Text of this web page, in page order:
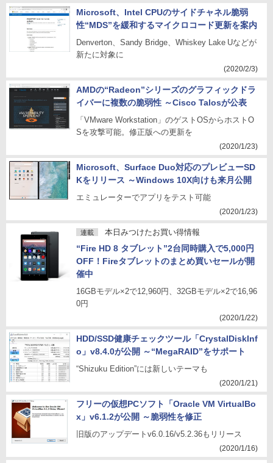
Microsoft、Intel CPUのサイドチャネル脆弱
性“MDS”を緩和するマイクロコード更新を案内
Denverton、Sandy Bridge、Whiskey Lake Uなどが
新たに対象に
(2020/2/3)
AMDの“Radeon”シリーズのグラフィックドラ
イバーに複数の脆弱性 ～Cisco Talosが公表
「VMware Workstation」のゲストOSからホストO
Sを攻撃可能。修正版への更新を
(2020/1/23)
Microsoft、Surface Duo対応のプレビューSD
Kをリリース ～Windows 10X向けも来月公開
エミュレーターでアプリをテスト可能
(2020/1/23)
連載 本日みつけたお買い得情報
“Fire HD 8 タブレット”2台同時購入で5,000円
OFF！Fireタブレットのまとめ買いセールが開
催中
16GBモデル×2で12,960円、32GBモデル×2で16,96
0円
(2020/1/22)
HDD/SSD健康チェックツール「CrystalDiskInf
o」v8.4.0が公開 ～“MegaRAID”をサポート
“Shizuku Edition”には新しいテーマも
(2020/1/21)
フリーの仮想PCソフト「Oracle VM VirtualBo
x」v6.1.2が公開 ～脆弱性を修正
旧版のアップデートv6.0.16/v5.2.36もリリース
(2020/1/16)